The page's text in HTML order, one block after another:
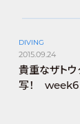
DIVING
2015.09.24
貴重なザト
写！ week6